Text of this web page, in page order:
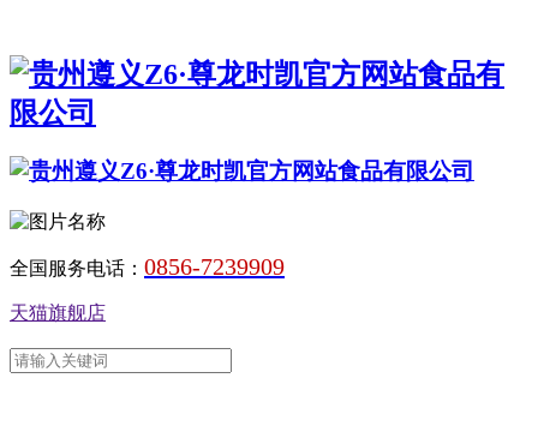
全国服务电话： 0856-7239909
天猫旗舰店